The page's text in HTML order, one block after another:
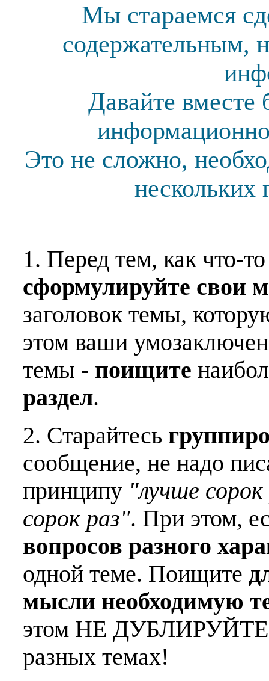
Мы стараемся
содержательным,
Давайте вместе
Это не сложно,
нескольких
1. Перед тем, как что-
сформулируйте свои
заголовок темы,
этом ваши
темы - поищите
раздел.
2. Старайтесь
сообщение, не надо
принципу "лучше
сорок раз". При этом,
вопросов разного
одной теме. Поищите
мысли необходимую
этом НЕ ДУБЛИРУЙТЕ
разных темах!